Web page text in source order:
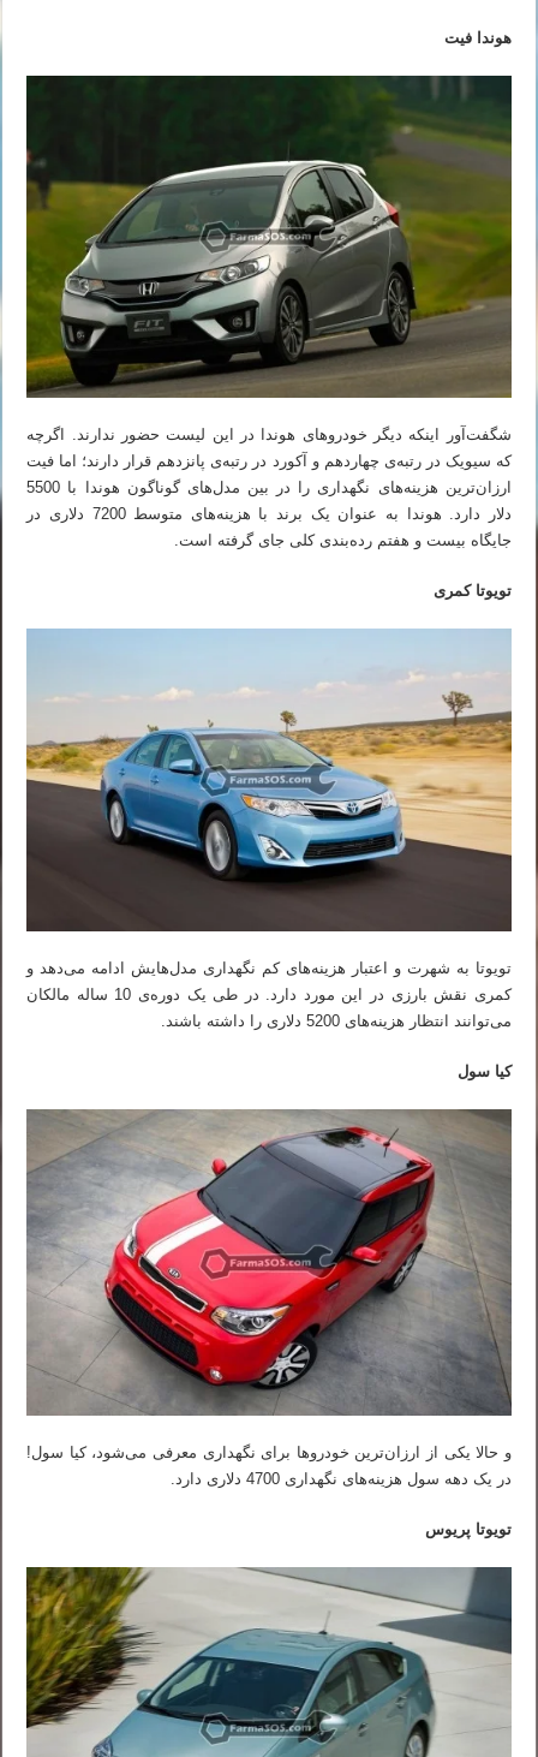
هوندا فیت
شگفت‌آور اینکه دیگر خودروهای هوندا در این لیست حضور ندارند. اگرچه
که سیویک در رتبه‌ی چهاردهم و آکورد در رتبه‌ی پانزدهم قرار دارند؛ اما فیت
ارزان‌ترین هزینه‌های نگهداری را در بین مدل‌های گوناگون هوندا با 5500
دلار دارد. هوندا به عنوان یک برند با هزینه‌های متوسط 7200 دلاری در
جایگاه بیست و هفتم رده‌بندی کلی جای گرفته است.
تویوتا کمری
تویوتا به شهرت و اعتبار هزینه‌های کم نگهداری مدل‌هایش ادامه می‌دهد و
کمری نقش بارزی در این مورد دارد. در طی یک دوره‌ی 10 ساله مالکان
می‌توانند انتظار هزینه‌های 5200 دلاری را داشته باشند.
کیا سول
و حالا یکی از ارزان‌ترین خودروها برای نگهداری معرفی می‌شود، کیا سول!
در یک دهه سول هزینه‌های نگهداری 4700 دلاری دارد.
تویوتا پریوس